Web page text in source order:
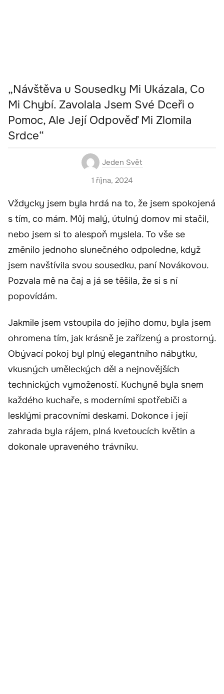
„Návštěva u Sousedky Mi Ukázala, Co
Mi Chybí. Zavolala Jsem Své Dceři o
Pomoc, Ale Její Odpověď Mi Zlomila
Srdce“
Jeden Svět
1 října, 2024
Vždycky jsem byla hrdá na to, že jsem spokojená
s tím, co mám. Můj malý, útulný domov mi stačil,
nebo jsem si to alespoň myslela. To vše se
změnilo jednoho slunečného odpoledne, když
jsem navštívila svou sousedku, paní Novákovou.
Pozvala mě na čaj a já se těšila, že si s ní
popovídám.
Jakmile jsem vstoupila do jejího domu, byla jsem
ohromena tím, jak krásně je zařízený a prostorný.
Obývací pokoj byl plný elegantního nábytku,
vkusných uměleckých děl a nejnovějších
technických vymožeností. Kuchyně byla snem
každého kuchaře, s moderními spotřebiči a
lesklými pracovními deskami. Dokonce i její
zahrada byla rájem, plná kvetoucích květin a
dokonale upraveného trávníku.